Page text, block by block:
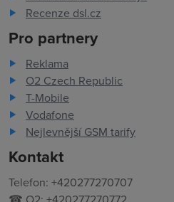
Recenze dsl.cz
Pro partnery
Reklama
O2 Czech Republic
T-Mobile
Vodafone
Nejlevnější GSM tarify
Kontakt
Telefon: +420277270707